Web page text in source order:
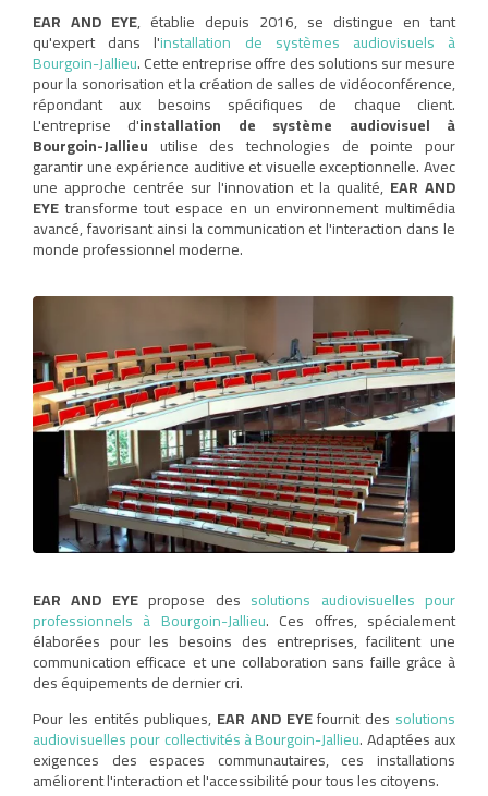
EAR AND EYE, établie depuis 2016, se distingue en tant
qu'expert dans l'installation de systèmes audiovisuels à
Bourgoin-Jallieu. Cette entreprise offre des solutions sur mesure
pour la sonorisation et la création de salles de vidéoconférence,
répondant aux besoins spécifiques de chaque client.
L'entreprise d'installation de système audiovisuel à
Bourgoin-Jallieu utilise des technologies de pointe pour
garantir une expérience auditive et visuelle exceptionnelle. Avec
une approche centrée sur l'innovation et la qualité, EAR AND
EYEtransforme tout espace en un environnement multimédia
avancé, favorisant ainsi la communication et l'interaction dans le
monde professionnel moderne.
EAR AND EYEpropose des solutions audiovisuelles pour
professionnels à Bourgoin-Jallieu. Ces offres, spécialement
élaborées pour les besoins des entreprises, facilitent une
communication efficace et une collaboration sans faille grâce à
des équipements de dernier cri.
Pour les entités publiques, EAR AND EYEfournit des solutions
audiovisuelles pour collectivités à Bourgoin-Jallieu. Adaptées aux
exigences des espaces communautaires, ces installations
améliorent l'interaction et l'accessibilité pour tous les citoyens.